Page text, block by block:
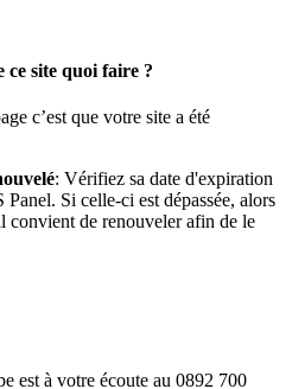
ce site quoi faire ?
c’est que votre site a été
: Vérifiez sa date d'expiration
Si celle-ci est dépassée, alors
convient de renouveler afin de le
est à votre écoute au 0892 700